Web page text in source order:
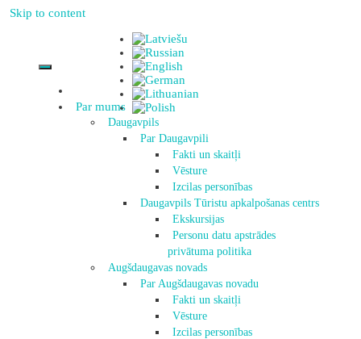
Skip to content
Par mums
Daugavpils
Par Daugavpili
Fakti un skaitļi
Vēsture
Izcilas personības
Daugavpils Tūristu apkalpošanas centrs
Ekskursijas
Personu datu apstrādes
privātuma politika
Augšdaugavas novads
Par Augšdaugavas novadu
Fakti un skaitļi
Vēsture
Izcilas personības